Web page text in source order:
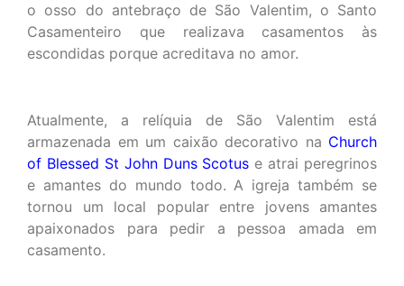
o osso do antebraço de São Valentim, o Santo
Casamenteiro que realizava casamentos às
escondidas porque acreditava no amor.
Atualmente, a relíquia de São Valentim está
armazenada em um caixão decorativo na Church
of Blessed St John Duns Scotus e atrai peregrinos
e amantes do mundo todo. A igreja também se
tornou um local popular entre jovens amantes
apaixonados para pedir a pessoa amada em
casamento.